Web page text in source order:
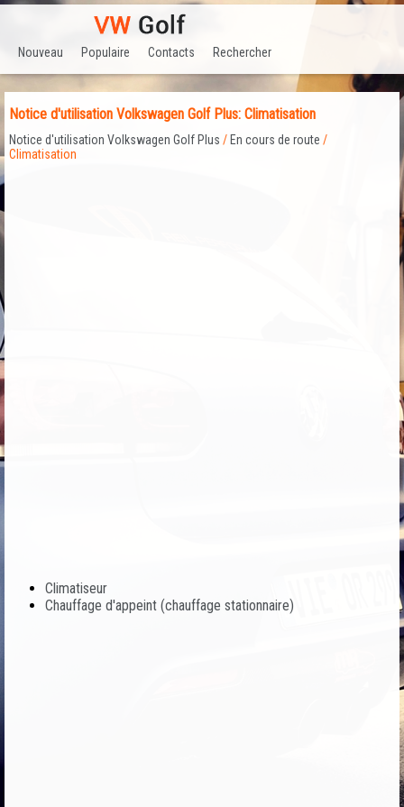
Nouveau Populaire Contacts Rechercher
Notice d'utilisation Volkswagen Golf Plus: Climatisation
Notice d'utilisation Volkswagen Golf Plus / En cours de route /
Climatisation
Climatiseur
Chauffage d'appeint (chauffage stationnaire)